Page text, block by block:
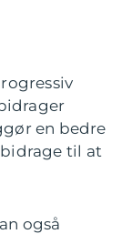
en bedre
til at
også